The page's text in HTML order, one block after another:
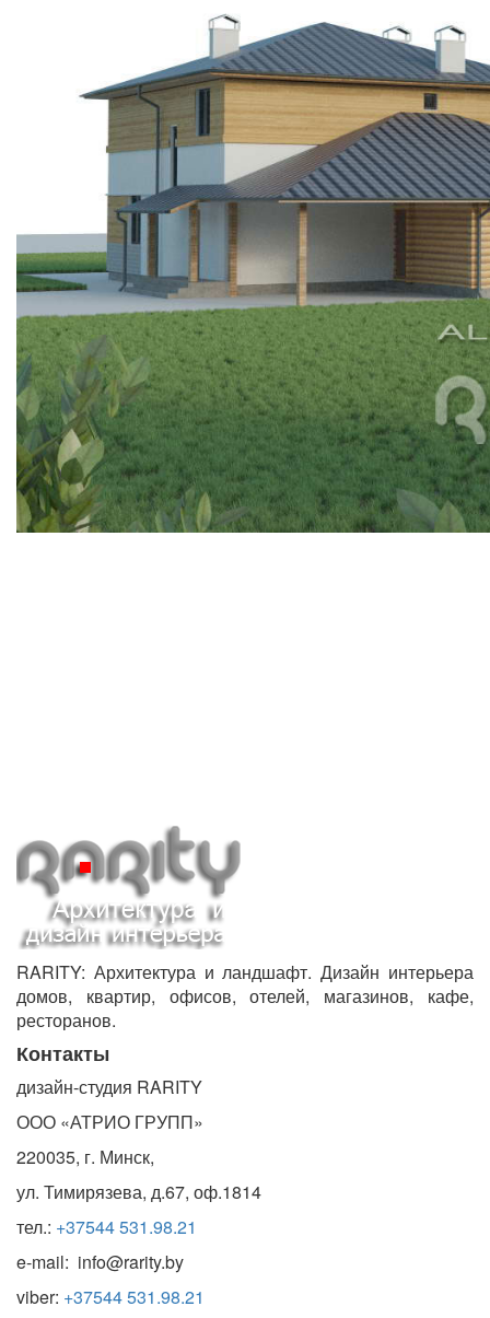
RARITY: Архитектура и ландшафт. Дизайн интерьера
домов, квартир, офисов, отелей, магазинов, кафе,
ресторанов.
Контакты
дизайн-студия RARITY
ООО «АТРИО ГРУПП»
220035, г. Минск,
ул. Тимирязева, д.67, оф.1814
тел.: +37544 531.98.21
e-mail: info@rarity.by
viber: +37544 531.98.21